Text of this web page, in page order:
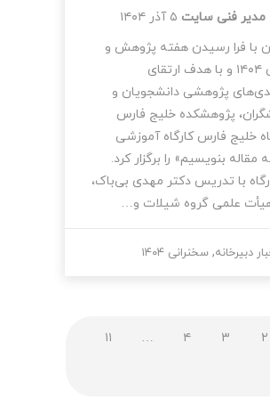
مدیر فنی سایت ۵ آذر ۱۴۰۴
با فرا رسیدن هفته پژوهش و
فناوری ۱۴۰۴ و با هدف ارتقای
پژوهشی دانشجویان و
پژوهشکده خلیج فارس
خلیج فارس کارگاه آموزشی
مقاله بنویسیم» را برگزار کرد.
با تدریس دکتر مهدی بی‌باک،
علمی گروه شیلات و…
دبیرخانه, سخنرانی ۱۴۰۴
۲ ۳ ۴ … ۱۱